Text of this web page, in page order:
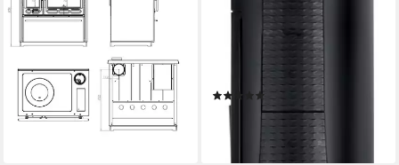
850 weiß, rechte Version
8,00 kW Nennwärmeleistung
Wirkungsgrad
Produktdatenblatt
1.499,00 €
lieferbar - in 5-6 Werktagen bei dir
Nennwärmeleistung
Wirkungsgrad
Produktdatenblatt
(1)
1.599,00 €
(399,75 €/ 1 Stk)
lieferbar - in 5-6 Werktagen bei dir